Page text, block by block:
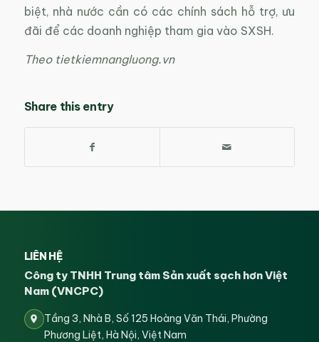
biệt, nhà nước cần có các chính sách hỗ trợ, ưu
đãi để các doanh nghiệp tham gia vào SXSH.
Theo tietkiemnangluong.vn
Share this entry
LIÊN HỆ
Công ty TNHH Trung tâm Sản xuất sạch hơn Việt
Nam (VNCPC)
Tầng 3, Nhà B, Số 125 Hoàng Văn Thái, Phường
Phương Liệt, Hà Nội, Việt Nam